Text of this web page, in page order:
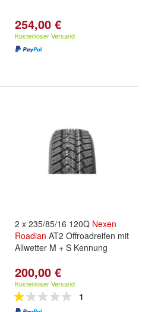
254,00 €
Kostenloser Versand
2 x 235/85/16 120Q Nexen
Roadian AT2 Offroadreifen mit
Allwetter M + S Kennung
200,00 €
Kostenloser Versand
1